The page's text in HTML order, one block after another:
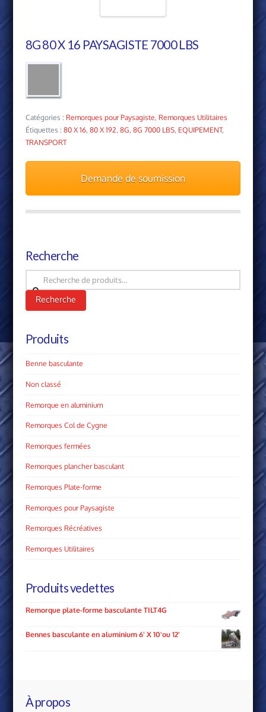
8G 80 X 16 PAYSAGISTE 7000 LBS
Catégories : Remorques pour Paysagiste, Remorques Utilitaires
Étiquettes : 80 X 16, 80 X 192, 8G, 8G 7000 LBS, EQUIPEMENT,
TRANSPORT
Demande de soumission
Recherche
Recherche
pour :
Recherche
Produits
Benne basculante
Non classé
Remorque en aluminium
Remorques Col de Cygne
Remorques fermées
Remorques plancher basculant
Remorques Plate­-forme
Remorques pour Paysagiste
Remorques Récréatives
Remorques Utilitaires
Produits vedettes
Remorque plate-forme basculante TILT4G
Bennes basculante en aluminium 6' X 10'ou 12'
À propos